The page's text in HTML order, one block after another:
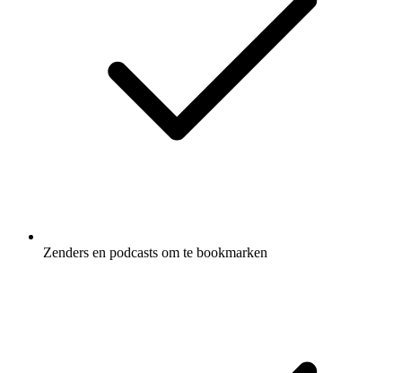
Zenders en podcasts om te bookmarken